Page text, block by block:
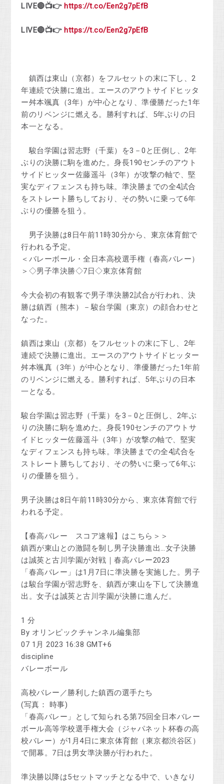
LIVE🔴📺👉 https://t.co/Een2g7pEfB
LIVE🔴📺👉 https://t.co/Een2g7pEfB
鎮西は東山（京都）をフルセットの末に下し、2
年連続で決勝に進出。エースのアウトサイドヒッタ
ー舛本颯真（3年）が中心となり、準優勝だった1年
前のリベンジに燃える。勝利すれば、5年ぶりの日
本一となる。
駿台学園は習志野（千葉）を3－0と圧倒し、2年
ぶりの決勝に駒を進めた。身長190センチのアウト
サイドヒッター佐藤遥斗（3年）が攻撃の軸で、堅
実なディフェンスも持ち味。準決勝までの全4試合
をストレート勝ちしており、その勢いに乗って6年
ぶりの優勝を狙う。
男子決勝は8日午前11時30分から、東京体育館で
行われる予定。
＜バレーボール・全日本高校選手権（春高バレー）
＞◇男子準決勝◇7日◇東京体育館
今大会初の有観客で男子準決勝2試合が行われ、決
勝は鎮西（熊本）－駿台学園（東京）の顔合わせと
なった。
鎮西は東山（京都）をフルセットの末に下し、2年
連続で決勝に進出。エースのアウトサイドヒッター
舛本颯真（3年）が中心となり、準優勝だった1年前
のリベンジに燃える。勝利すれば、5年ぶりの日本
一となる。
駿台学園は習志野（千葉）を3－0と圧倒し、2年ぶ
りの決勝に駒を進めた。身長190センチのアウトサ
イドヒッター佐藤遥斗（3年）が攻撃の軸で、堅実
なディフェンスも持ち味。準決勝までの全4試合を
ストレート勝ちしており、その勢いに乗って6年ぶ
りの優勝を狙う。
男子決勝は8日午前11時30分から、東京体育館で行
われる予定。
【春高バレー スコア速報】はこちら＞＞
鎮西が東山との激闘を制し男子決勝進出…女子決勝
は誠英と古川学園が対戦｜春高バレー2023
「春高バレー」は1月7日に準決勝を実施した。男子
は駿台学園が習志野を、鎮西が東山を下して決勝進
出。女子は誠英と古川学園が決勝に進んだ。
1 分
By オリンピックチャンネル編集部
07 1月 2023 16:38 GMT+6
discipline
バレーボール
高校バレー／勝利した鎮西の選手たち
(写真： 時事)
「春高バレー」として知られる第75回全日本バレー
ボール高等学校選手権大会（ジャパネット杯春の高
校バレー）が1月4日に東京体育館（東京都渋谷区）
で開幕。7日は男女準決勝が行われた。
準決勝以降は5セットマッチとなる中で、いきなり